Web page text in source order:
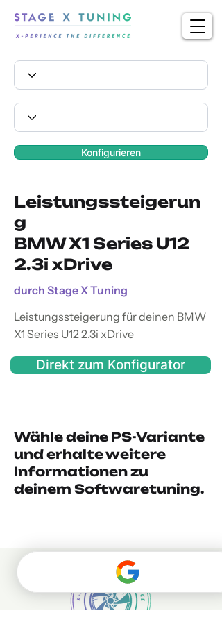
Konfigurieren
Leistungssteigerun
g
BMW X1 Series U12
2.3i xDrive
durch Stage X Tuning
Leistungssteigerung für deinen BMW
X1 Series U12 2.3i xDrive
Direkt zum Konfigurator
Wähle deine PS-Variante
und erhalte weitere
Informationen zu
deinem Softwaretuning.